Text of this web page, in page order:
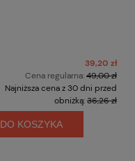
39,20 zł
Cena regularna:49,00 zł
Najniższa cena z 30 dni przed
obniżką:36,26 zł
DO KOSZYKA